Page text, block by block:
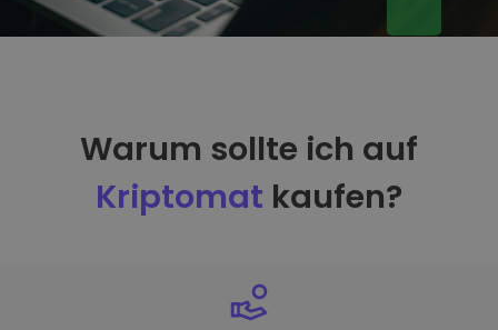
Warum sollte ich auf
Kriptomat kaufen?